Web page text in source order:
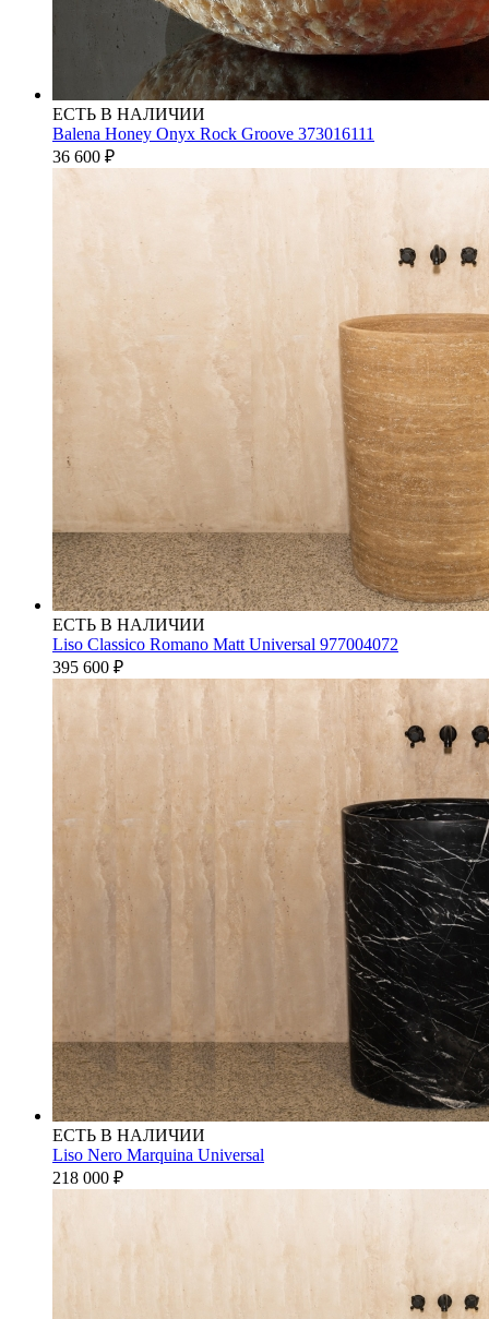
ЕСТЬ В НАЛИЧИИ
Balena Honey Onyx Rock Groove 373016111
36 600 ₽
ЕСТЬ В НАЛИЧИИ
Liso Classico Romano Matt Universal 977004072
395 600 ₽
ЕСТЬ В НАЛИЧИИ
Liso Nero Marquina Universal
218 000 ₽